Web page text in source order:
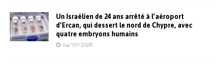
Un Israélien de 24 ans arrêté à l’aéroport
d’Ercan, qui dessert le nord de Chypre, avec
quatre embryons humains
04/07/2026